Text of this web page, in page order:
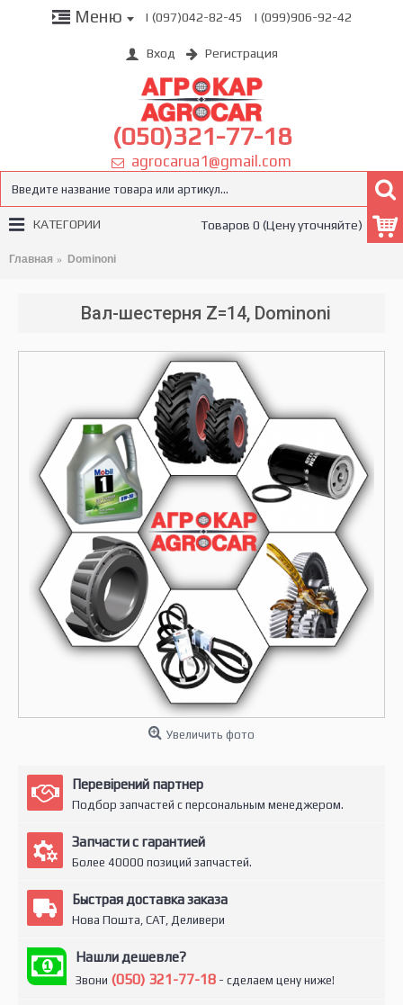
Меню | (097)042-82-45 | (099)906-92-42
Вход Регистрация
(050)321-77-18
agrocarua1@gmail.com
Товаров 0 (Цену уточняйте)
КАТЕГОРИИ
Главная Dominoni
Вал-шестерня Z=14, Dominoni
Увеличить фото
Перевірений партнер
Подбор запчастей с персональным менеджером.
Запчасти с гарантией
Более 40000 позиций запчастей.
Быстрая доставка заказа
Нова Пошта, САТ, Деливери
Нашли дешевле?
Звони (050) 321-77-18 - сделаем цену ниже!